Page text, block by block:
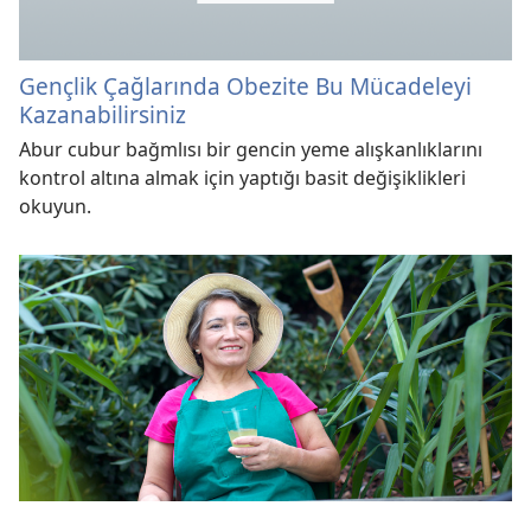
Gençlik Çağlarında Obezite Bu Mücadeleyi
Kazanabilirsiniz
Abur cubur bağmlısı bir gencin yeme alışkanlıklarını
kontrol altına almak için yaptığı basit değişiklikleri
okuyun.